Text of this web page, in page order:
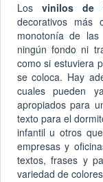
Los vinilos de
decorativos
monotonía de
ningún fondo ni
como si estuviera
se coloca. Hay
cuales pueden
apropiados para
texto para el
infantil u otros
empresas y
textos, frases y
variedad de